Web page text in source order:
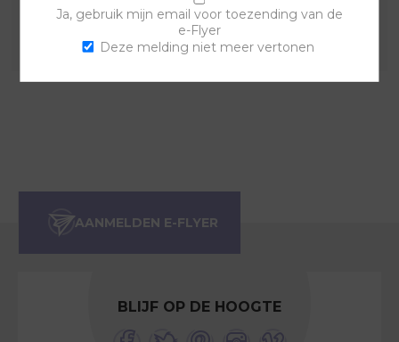
Combineer deze sierring met een van de andere
sierringen en horlogebanden voor een trendy horloge.
BLIJF OP DE HOOGTE
Ja, gebruik mijn email voor toezending van de
e-Flyer
Deze melding niet meer vertonen